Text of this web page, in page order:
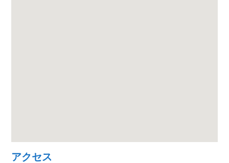
アクセス